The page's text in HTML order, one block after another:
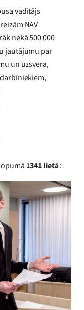
vadītājs
NAV
nekā 500 000
jautājumu par
un uzsvēra,
1341 lietā: